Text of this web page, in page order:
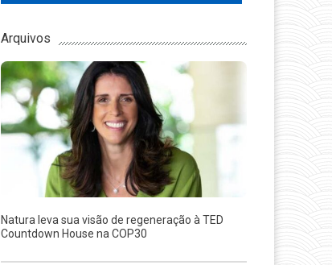
Arquivos
Natura leva sua visão de regeneração à TED
Countdown House na COP30